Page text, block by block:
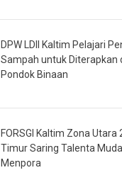
Sampah untuk Diterapkan
Pondok Binaan
Timur Saring Talenta
Menpora